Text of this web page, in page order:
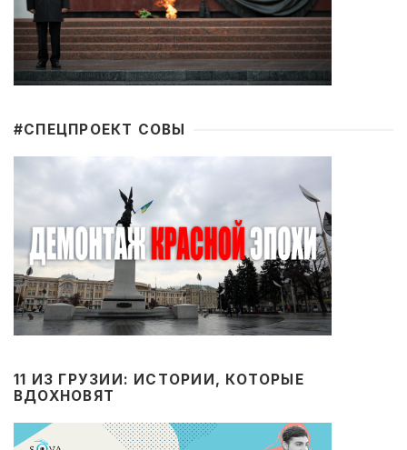
#CПЕЦПРОЕКТ СОВЫ
11 ИЗ ГРУЗИИ: ИСТОРИИ, КОТОРЫЕ
ВДОХНОВЯТ